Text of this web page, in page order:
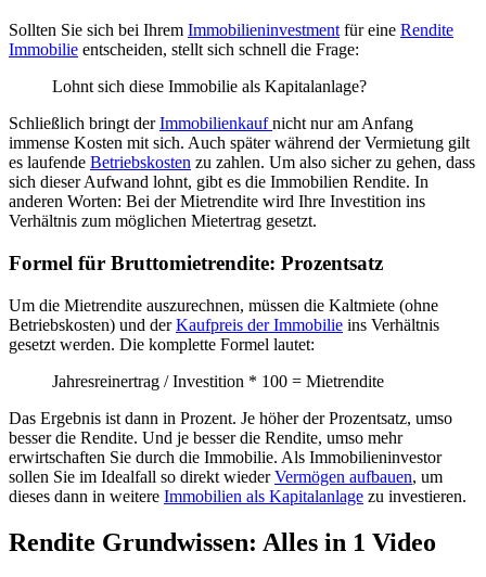
Sollten Sie sich bei Ihrem Immobilieninvestment für eine Rendite
Immobilie entscheiden, stellt sich schnell die Frage:
Lohnt sich diese Immobilie als Kapitalanlage?
Schließlich bringt derImmobilienkaufnicht nur am Anfang
immense Kosten mit sich. Auch später während der Vermietung gilt
es laufende Betriebskosten zu zahlen. Um also sicher zu gehen, dass
sich dieser Aufwand lohnt, gibt es die Immobilien Rendite. In
anderen Worten: Bei der Mietrendite wird Ihre Investition ins
Verhältnis zum möglichen Mietertrag gesetzt.
Formel für Bruttomietrendite: Prozentsatz
Um die Mietrendite auszurechnen, müssen die Kaltmiete (ohne
Betriebskosten) und derKaufpreis der Immobilie ins Verhältnis
gesetzt werden. Die komplette Formel lautet:
Jahresreinertrag / Investition * 100 = Mietrendite
Das Ergebnis ist dann in Prozent. Je höher der Prozentsatz, umso
besser die Rendite. Und je besser die Rendite, umso mehr
erwirtschaften Sie durch die Immobilie. Als Immobilieninvestor
sollen Sie im Idealfall so direkt wiederVermögen aufbauen, um
dieses dann in weitere Immobilien als Kapitalanlage zu investieren.
Rendite Grundwissen: Alles in 1 Video